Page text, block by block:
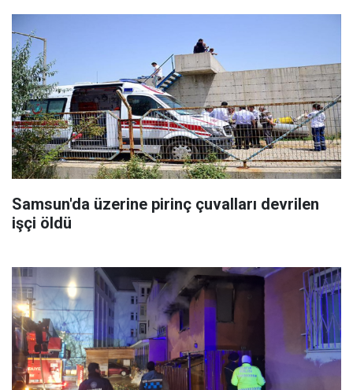
Samsun'da üzerine pirinç çuvalları devrilen
işçi öldü